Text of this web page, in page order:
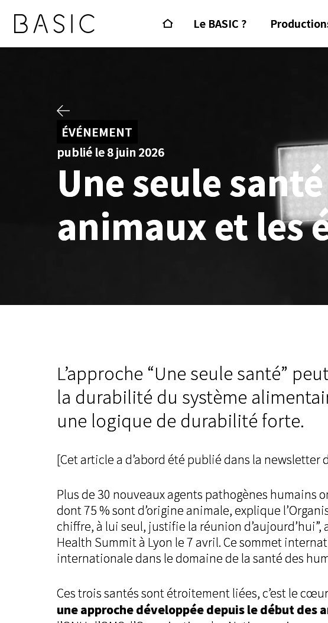
Le BASIC ?
ÉVÉNEMENT
publié le 8 juin 2026
Une seule
animaux et les
L’approche “Une seule santé”
la durabilité du système
une logique de durabilité forte.
[Cet article a d’abord été publié dans la newsletter
Plus de 30 nouveaux agents pathogènes humains
dont 75 % sont d’origine animale, explique
chiffre, à lui seul, justifie la réunion
Health Summit à Lyon le 7 avril. Ce sommet
internationale dans le domaine de la santé des
Ces trois santés sont étroitement liées, c’est le
une approche développée depuis le début des